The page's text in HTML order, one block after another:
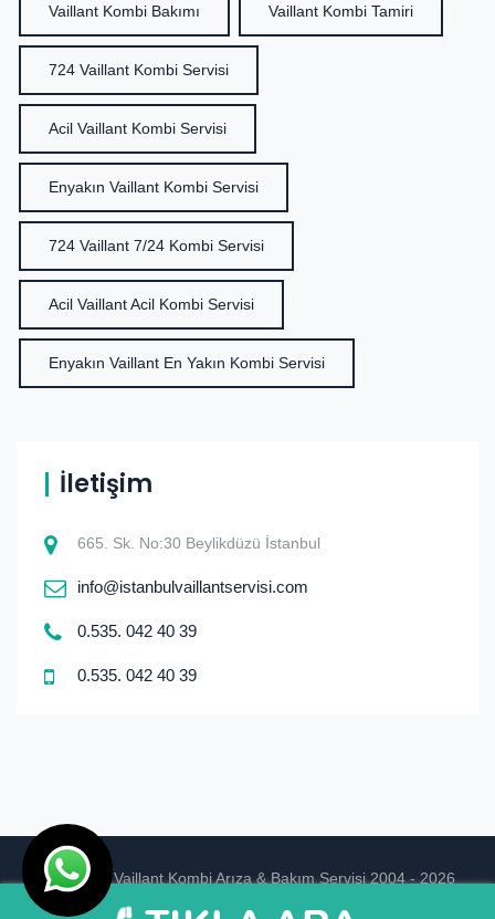
Vaillant Kombi Bakımı Vaillant Kombi Tamiri
724 Vaillant Kombi Servisi
Acil Vaillant Kombi Servisi
Enyakın Vaillant Kombi Servisi
724 Vaillant 7/24 Kombi Servisi
Acil Vaillant Acil Kombi Servisi
Enyakın Vaillant En Yakın Kombi Servisi
İletişim
665. Sk. No:30 Beylikdüzü İstanbul
info@istanbulvaillantservisi.com
0.535. 042 40 39
0.535. 042 40 39
© istanbul Vaillant Kombi Arıza & Bakım Servisi 2004 - 2026
Tasarım Ankara Hosting